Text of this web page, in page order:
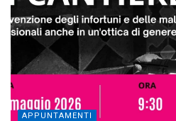
APPUNTAMENTI